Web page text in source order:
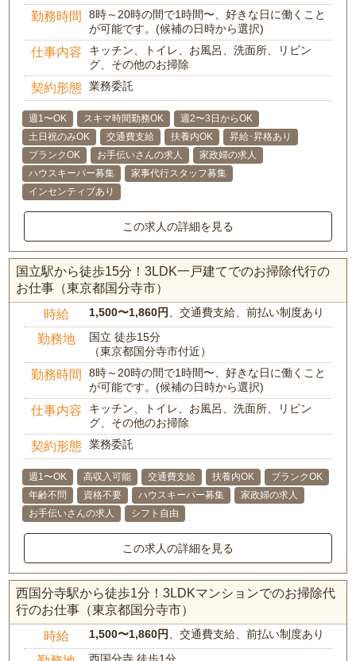
勤務時間
8時～20時の間で1時間〜、好きな日に働くこと
が可能です。(候補の日時から選択)
仕事内容
キッチン、トイレ、お風呂、洗面所、リビン
グ、その他のお掃除
契約形態 業務委託
週1〜OK スキマ時間勤務OK
週2〜3日からOK
土日祝のみOK
交通費支給 扶養内OK
昇給･昇格あり
ブランクOK
お手伝いさんの求人
家政婦の求人
ハウスキーパー募集
家事代行スタッフ募集
インセンティブあり
この求人の詳細を見る
国立駅から徒歩15分！3LDK一戸建てでのお掃除代行の
お仕事（東京都国分寺市）
時給 1,500〜1,860円 、交通費支給、前払い制度あり
勤務地
国立 徒歩15分
（東京都国分寺市付近）
勤務時間
8時～20時の間で1時間〜、好きな日に働くこと
が可能です。(候補の日時から選択)
仕事内容
キッチン、トイレ、お風呂、洗面所、リビン
グ、その他のお掃除
契約形態 業務委託
週1〜OK 高収入可能 交通費支給 扶養内OK
ブランクOK
年齢不問
資格不要 ハウスキーパー募集
家政婦の求人
お手伝いさんの求人
シフト自由
この求人の詳細を見る
西国分寺駅から徒歩1分！3LDKマンションでのお掃除代
行のお仕事（東京都国分寺市）
時給 1,500〜1,860円 、交通費支給、前払い制度あり